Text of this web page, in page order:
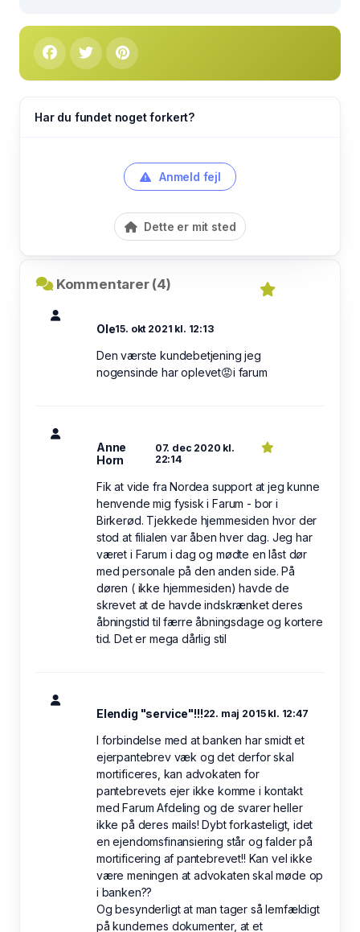
Har du fundet noget forkert?
Anmeld fejl
Dette er mit sted
Kommentarer (4)
Ole15. okt 2021 kl. 12:13
Den værste kundebetjening jeg
nogensinde har oplevet😡i farum
Anne
Horn
07. dec 2020 kl.
22:14
Fik at vide fra Nordea support at jeg kunne
henvende mig fysisk i Farum - bor i
Birkerød. Tjekkede hjemmesiden hvor der
stod at filialen var åben hver dag. Jeg har
været i Farum i dag og mødte en låst dør
med personale på den anden side. På
døren ( ikke hjemmesiden) havde de
skrevet at de havde indskrænket deres
åbningstid til færre åbningsdage og kortere
tid. Det er mega dårlig stil
Elendig "service"!!!22. maj 2015 kl. 12:47
I forbindelse med at banken har smidt et
ejerpantebrev væk og det derfor skal
mortificeres, kan advokaten for
pantebrevets ejer ikke komme i kontakt
med Farum Afdeling og de svarer heller
ikke på deres mails! Dybt forkasteligt, idet
en ejendomsfinansiering står og falder på
mortificering af pantebrevet!! Kan vel ikke
være meningen at advokaten skal møde op
i banken??
Og besynderligt at man tager så lemfældigt
på kundernes dokumenter, at et